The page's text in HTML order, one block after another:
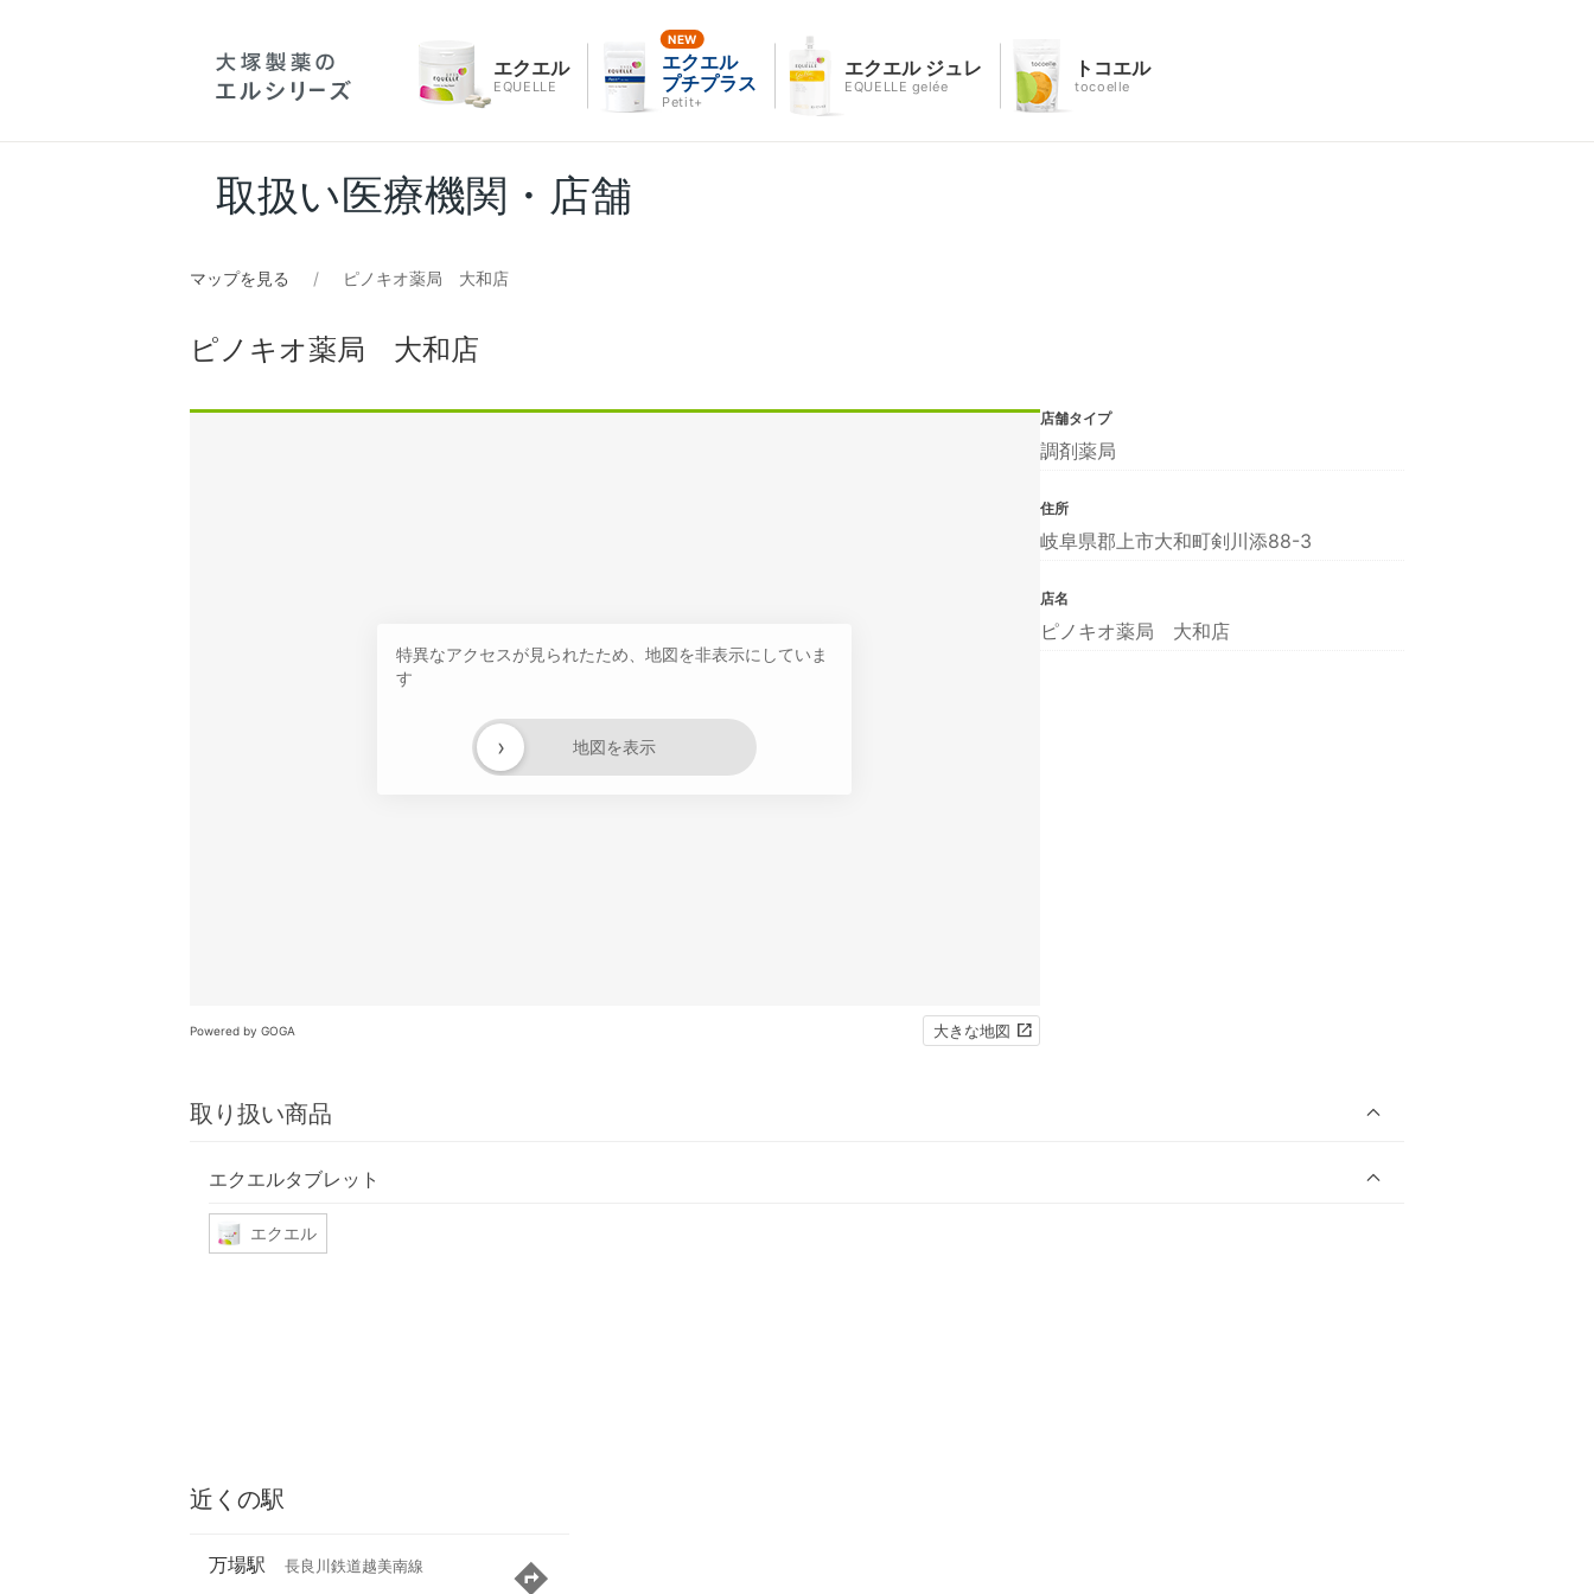
エクエル
EQUELLE
エクエル
プチプラス
Petit+
エクエル ジュレ
EQUELLE gelée
トコエル
tocoelle
取扱い医療機関・店舗
マップを見る ピノキオ薬局 大和店
ピノキオ薬局 大和店
特異なアクセスが見られたため、地図を非表示にしていま
す
地図を表示
›
Powered by GOGA 大きな地図
取り扱い商品
エクエルタブレット
エクエル
店舗タイプ
調剤薬局
住所
岐阜県郡上市大和町剣川添88-3
店名
ピノキオ薬局 大和店
近くの駅
万場駅 長良川鉄道越美南線